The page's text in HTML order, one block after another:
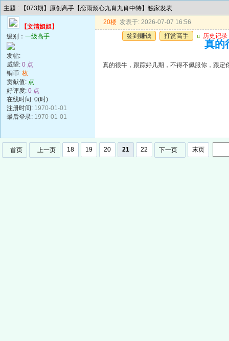
主题 : 【073期】原创高手【恋雨烦心九肖九肖中特】独家发表
【文清姐姐】
级别： 一级高手
发帖:
威望: 0 点
铜币: 枚
贡献值: 点
好评度: 0 点
在线时间: 0(时)
注册时间: 1970-01-01
最后登录: 1970-01-01
20楼 发表于: 2026-07-07 16:56
签到赚钱
打赏高手 u 历史记录
真的
真的很牛，跟踪好几期，不得不佩服你，跟定
首页 上一页 18 19 20 21 22 下一页 末页